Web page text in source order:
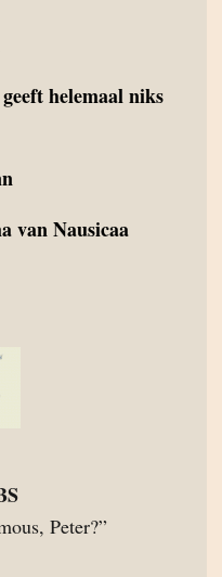
helemaal niks
van Nausicaa
Peter?”